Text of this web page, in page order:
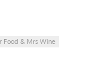
Food & Mrs Wine